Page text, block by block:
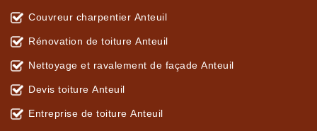
Couvreur charpentier Anteuil
Rénovation de toiture Anteuil
Nettoyage et ravalement de façade Anteuil
Devis toiture Anteuil
Entreprise de toiture Anteuil